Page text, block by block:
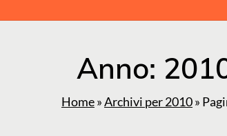
Anno:
Home»Archivi per 2010»